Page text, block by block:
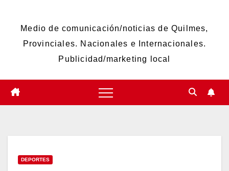
Medio de comunicación/noticias de Quilmes,
Provinciales. Nacionales e Internacionales.
Publicidad/marketing local
DEPORTES